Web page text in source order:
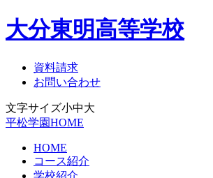
大分東明高等学校
資料請求
お問い合わせ
文字サイズ小中大
平松学園HOME
HOME
コース紹介
学校紹介